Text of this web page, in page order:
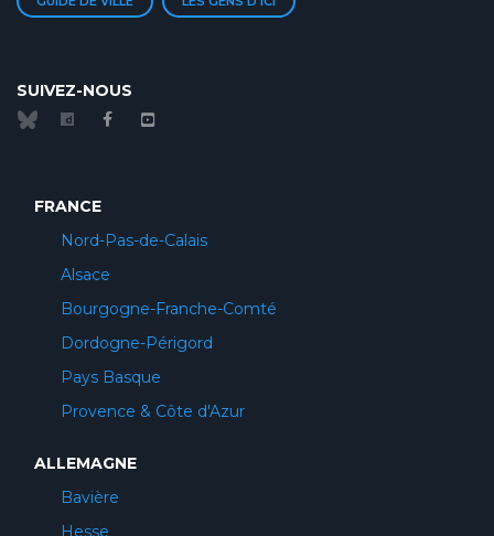
SUIVEZ-NOUS
FRANCE
Nord-Pas-de-Calais
Alsace
Bourgogne-Franche-Comté
Dordogne-Périgord
Pays Basque
Provence & Côte d'Azur
ALLEMAGNE
Bavière
Hesse